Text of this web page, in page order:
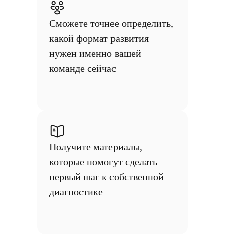
Сможете точнее определить,
какой формат развития
нужен именно вашей
команде сейчас
Получите материалы,
которые помогут сделать
первый шаг к собственной
диагностике